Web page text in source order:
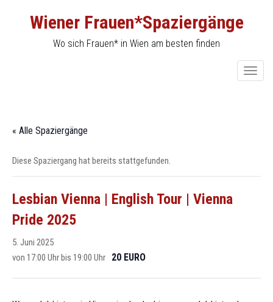
Wiener Frauen*Spaziergänge
Wo sich Frauen* in Wien am besten finden
T
a
« Alle Spaziergänge
Diese Spaziergang hat bereits stattgefunden.
Lesbian Vienna | English Tour | Vienna
Pride 2025
5. Juni 2025
von 17:00 Uhrbis 19:00 Uhr 20 EURO